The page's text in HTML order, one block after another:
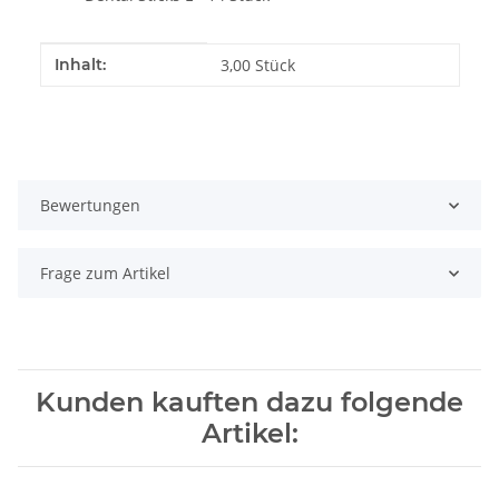
Produkteigenschaft
Wert
Inhalt: 3,00 Stück
Bewertungen
Frage zum Artikel
Kunden kauften dazu folgende
Artikel: